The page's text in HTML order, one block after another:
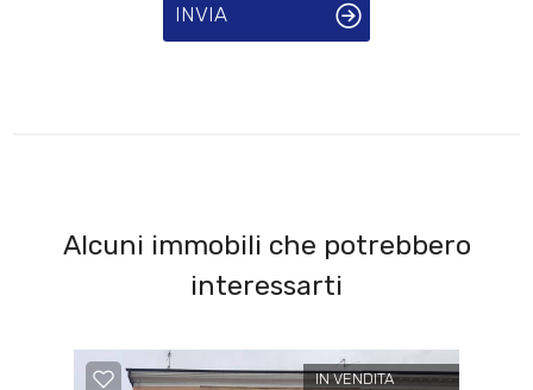
INVIA
Alcuni immobili che potrebbero
interessarti
IN VENDITA